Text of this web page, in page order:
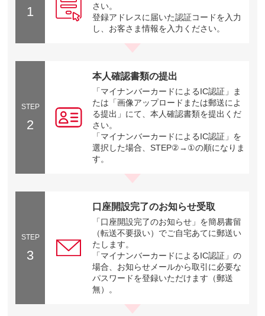
1
さい。
登録アドレスに届いた認証コードを入力
し、お客さま情報を入力ください。
STEP
2
本人確認書類の提出
「マイナンバーカードによるIC認証」ま
たは「画像アップロードまたは郵送によ
る提出」にて、本人確認書類を提出くだ
さい。
「マイナンバーカードによるIC認証」を
選択した場合、STEP②→①の順になりま
す。
STEP
3
口座開設完了のお知らせ受取
「口座開設完了のお知らせ」を簡易書留
（転送不要扱い）でご自宅あてに郵送い
たします。
「マイナンバーカードによるIC認証」の
場合、お知らせメールから取引に必要な
パスワードを登録いただけます（郵送
無）。